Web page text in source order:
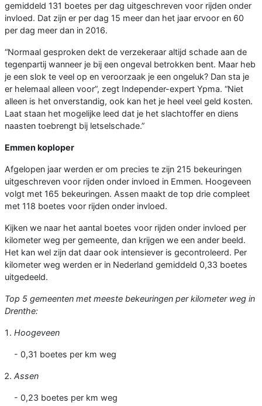
gemiddeld 131 boetes per dag uitgeschreven voor rijden onder
invloed. Dat zijn er per dag 15 meer dan het jaar ervoor en 60
per dag meer dan in 2016.
“Normaal gesproken dekt de verzekeraar altijd schade aan de
tegenpartij wanneer je bij een ongeval betrokken bent. Maar heb
je een slok te veel op en veroorzaak je een ongeluk? Dan sta je
er helemaal alleen voor”, zegt Independer-expert Ypma. “Niet
alleen is het onverstandig, ook kan het je heel veel geld kosten.
Laat staan het mogelijke leed dat je het slachtoffer en diens
naasten toebrengt bij letselschade.”
Emmen koploper
Afgelopen jaar werden er om precies te zijn 215 bekeuringen
uitgeschreven voor rijden onder invloed in Emmen. Hoogeveen
volgt met 165 bekeuringen. Assen maakt de top drie compleet
met 118 boetes voor rijden onder invloed.
Kijken we naar het aantal boetes voor rijden onder invloed per
kilometer weg per gemeente, dan krijgen we een ander beeld.
Het kan wel zijn dat daar ook intensiever is gecontroleerd. Per
kilometer weg werden er in Nederland gemiddeld 0,33 boetes
uitgedeeld.
Top 5 gemeenten met meeste bekeuringen per kilometer weg in
Drenthe:
Hoogeveen
- 0,31 boetes per km weg
Assen
- 0,23 boetes per km weg